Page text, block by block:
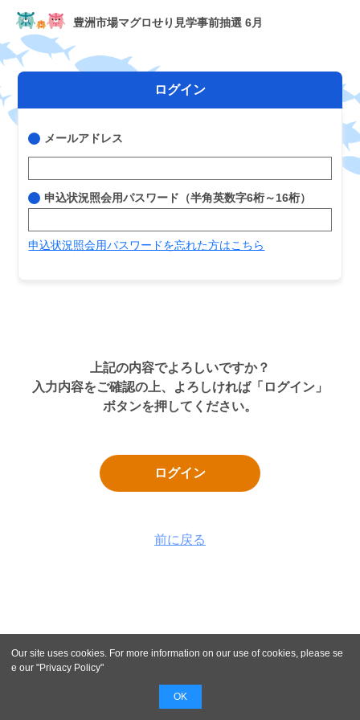
豊洲市場マグロせり見学事前抽選 6月
ログイン
メールアドレス
申込状況照会用パスワード（半角英数字6桁～16桁）
申込状況照会用パスワードを忘れた方はこちら
上記の内容でよろしいですか？
入力内容をご確認の上、よろしければ「ログイン」
ボタンを押してください。
ログイン
前に戻る
Our site uses cookies. For more information on our use of cookies, please se
e our "Privacy Policy"
OK